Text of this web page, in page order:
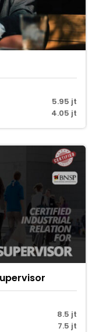
5.95 jt
4.05 jt
8.5 jt
7.5 jt